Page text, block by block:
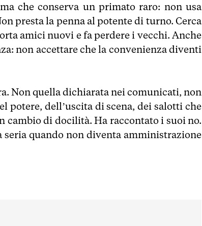
che conserva un primato raro: non usa
presta la penna al potente di turno. Cerca
amici nuovi e fa perdere i vecchi. Anche
non accettare che la convenienza diventi
Non quella dichiarata nei comunicati, non
dell’uscita di scena, dei salotti che
cambio di docilità. Ha raccontato i suoi no.
seria quando non diventa amministrazione